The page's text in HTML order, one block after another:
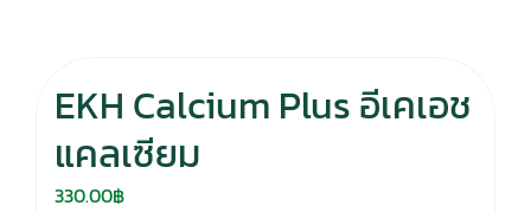
EKH Calcium Plus อีเคเอช
แคลเซียม
330.00฿